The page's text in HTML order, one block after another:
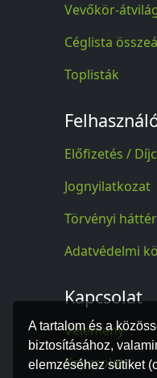
A tartalom és a
biztosításához,
elemzéséhez sütiket
Vevőkör-
Céglista
Toplisták
Előfizetés /
Jognyilatkozat
Törvényi háttér
Adatvédelmi
Kapcsolat
Vélemény
Kapcsolat